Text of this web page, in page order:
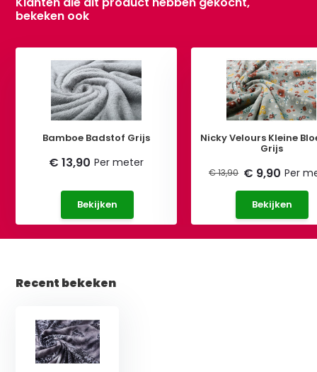
bekeken ook
Bamboe Badstof Grijs
€ 13,90 Per meter
Bekijken
Nicky Velours Kleine
Grijs
€ 13,90 € 9,90 Per
Bekijken
Recent bekeken